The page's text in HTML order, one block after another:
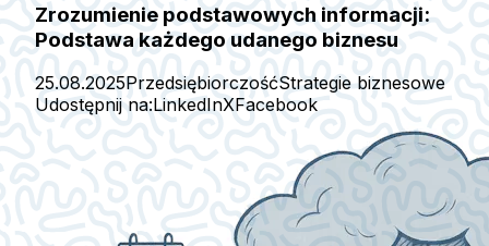
Zrozumienie podstawowych informacji:
Podstawa każdego udanego biznesu
25.08.2025PrzedsiębiorczośćStrategie biznesowe
Udostępnij na:LinkedInXFacebook